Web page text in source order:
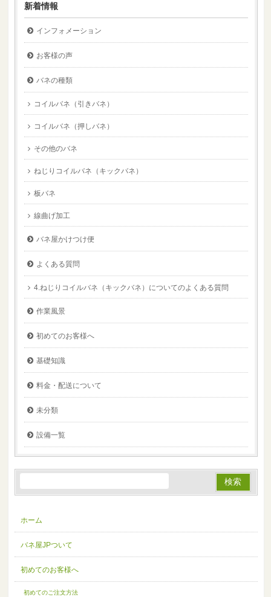
新着情報
インフォメーション
お客様の声
バネの種類
コイルバネ（引きバネ）
コイルバネ（押しバネ）
その他のバネ
ねじりコイルバネ（キックバネ）
板バネ
線曲げ加工
バネ屋かけつけ便
よくある質問
4.ねじりコイルバネ（キックバネ）についてのよくある質問
作業風景
初めてのお客様へ
基礎知識
料金・配送について
未分類
設備一覧
ホーム
バネ屋JPついて
初めてのお客様へ
初めてのご注文方法